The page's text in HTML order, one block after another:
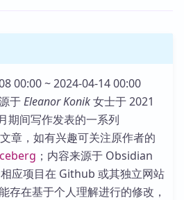
00:00 ~ 2024-04-14 00:00
于Eleanor Konik女士于 2021
期间写作发表的一系列
文章，如有兴趣可关注原作者的
；内容来源于 Obsidian
应项目在 Github 或其独立网站
存在基于个人理解进行的修改，